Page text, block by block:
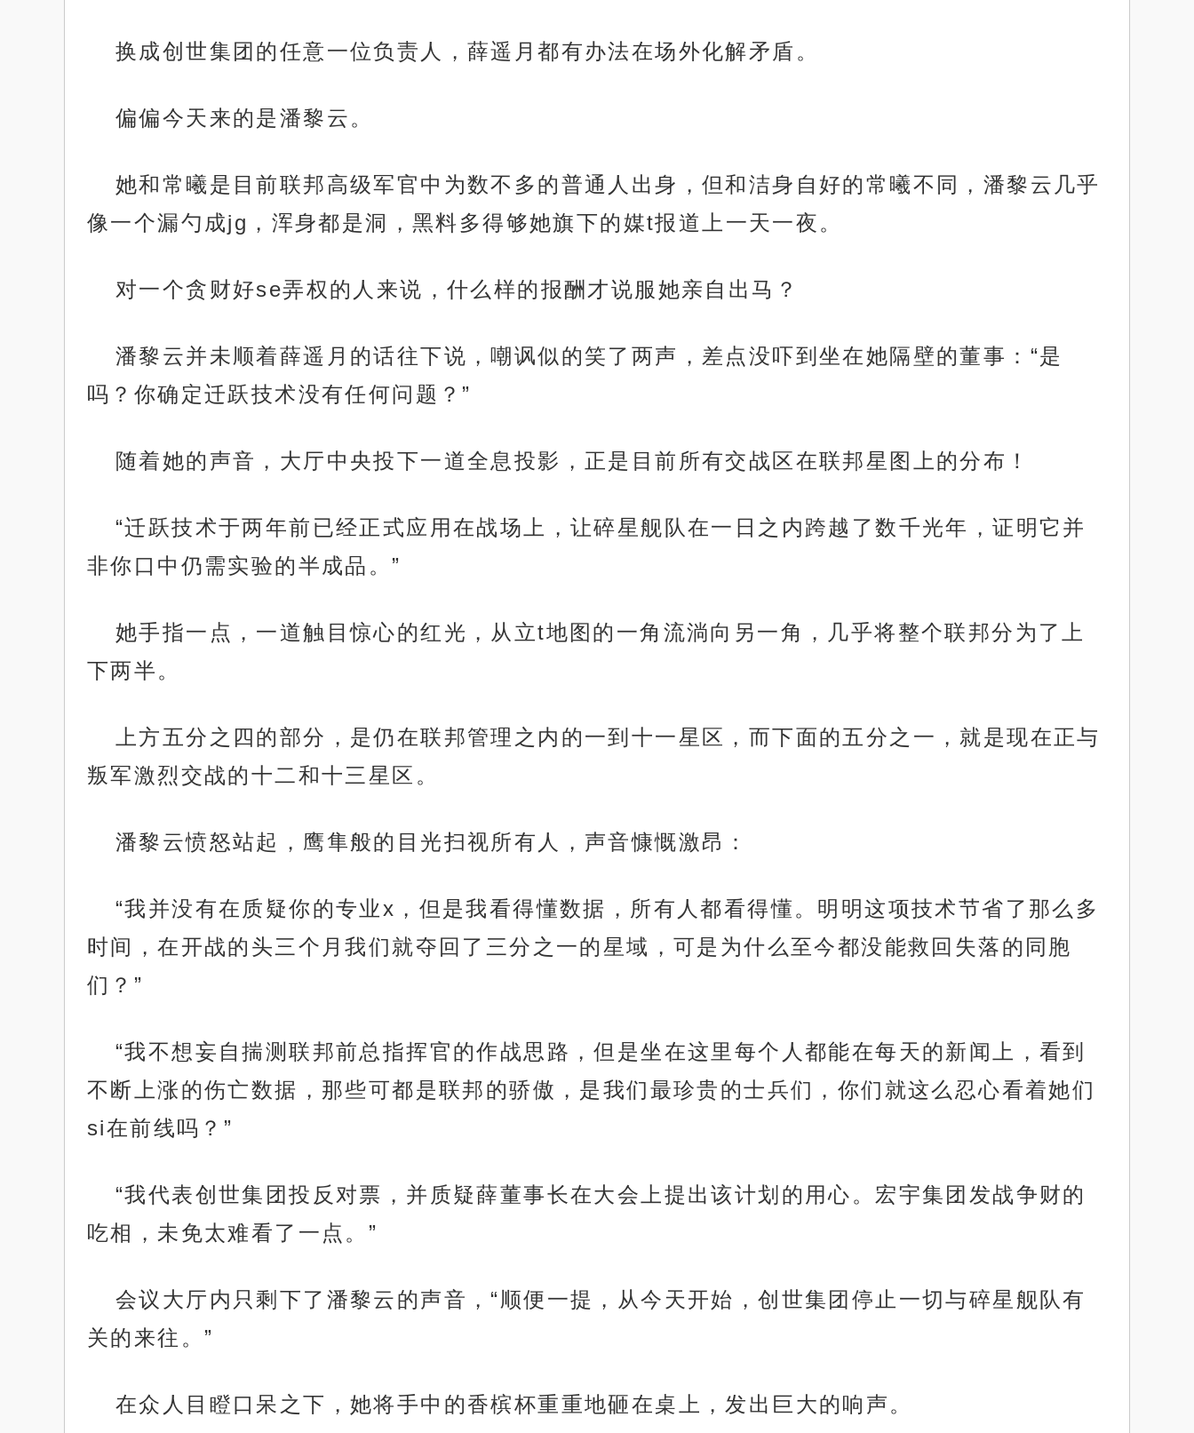
换成创世集团的任意一位负责人，薛遥月都有办法在场外化解矛盾。
偏偏今天来的是潘黎云。
她和常曦是目前联邦高级军官中为数不多的普通人出身，但和洁身自好的常曦不同，潘黎云几乎
像一个漏勺成jg，浑身都是洞，黑料多得够她旗下的媒t报道上一天一夜。
对一个贪财好se弄权的人来说，什么样的报酬才说服她亲自出马？
潘黎云并未顺着薛遥月的话往下说，嘲讽似的笑了两声，差点没吓到坐在她隔壁的董事：“是
吗？你确定迁跃技术没有任何问题？”
随着她的声音，大厅中央投下一道全息投影，正是目前所有交战区在联邦星图上的分布！
“迁跃技术于两年前已经正式应用在战场上，让碎星舰队在一日之内跨越了数千光年，证明它并
非你口中仍需实验的半成品。”
她手指一点，一道触目惊心的红光，从立t地图的一角流淌向另一角，几乎将整个联邦分为了上
下两半。
上方五分之四的部分，是仍在联邦管理之内的一到十一星区，而下面的五分之一，就是现在正与
叛军激烈交战的十二和十三星区。
潘黎云愤怒站起，鹰隼般的目光扫视所有人，声音慷慨激昂：
“我并没有在质疑你的专业x，但是我看得懂数据，所有人都看得懂。明明这项技术节省了那么多
时间，在开战的头三个月我们就夺回了三分之一的星域，可是为什么至今都没能救回失落的同胞
们？”
“我不想妄自揣测联邦前总指挥官的作战思路，但是坐在这里每个人都能在每天的新闻上，看到
不断上涨的伤亡数据，那些可都是联邦的骄傲，是我们最珍贵的士兵们，你们就这么忍心看着她们
si在前线吗？”
“我代表创世集团投反对票，并质疑薛董事长在大会上提出该计划的用心。宏宇集团发战争财的
吃相，未免太难看了一点。”
会议大厅内只剩下了潘黎云的声音，“顺便一提，从今天开始，创世集团停止一切与碎星舰队有
关的来往。”
在众人目瞪口呆之下，她将手中的香槟杯重重地砸在桌上，发出巨大的响声。